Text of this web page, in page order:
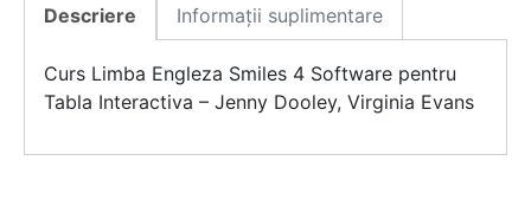
Descriere Informații suplimentare
Curs Limba Engleza Smiles 4 Software pentru
Tabla Interactiva – Jenny Dooley, Virginia Evans